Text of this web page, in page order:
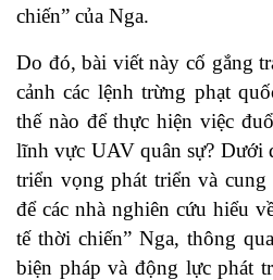
chiến” của Nga.
Do đó, bài viết này cố gắng
cảnh các lệnh trừng phạt
thế nào để thực hiện việc
lĩnh vực UAV quân sự? Dưới
triển vọng phát triển và
để các nhà nghiên cứu hiểu
tế thời chiến” Nga, thông
biện pháp và động lực phát